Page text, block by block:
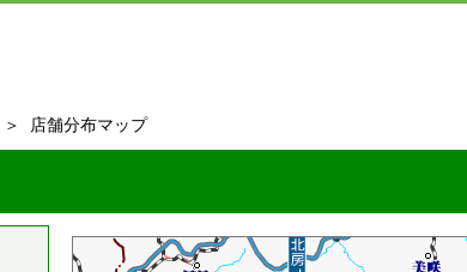
＞ 店舗分布マップ